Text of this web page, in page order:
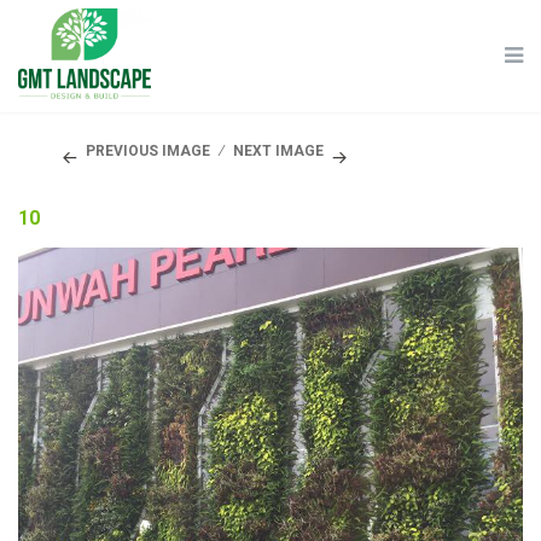
PREVIOUS IMAGE NEXT IMAGE
10